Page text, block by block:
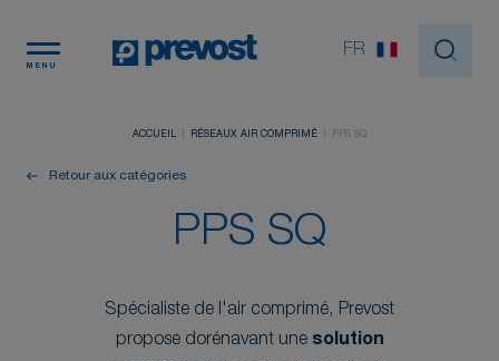
MENU
FR
ACCUEIL RÉSEAUX AIR COMPRIMÉ PPS SQ
Retour aux catégories
PPS SQ
Spécialiste de l'air comprimé, Prevost
propose dorénavant une solution